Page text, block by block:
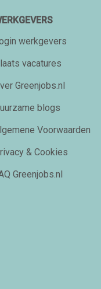
werkgevers
vacatures
Greenjobs.nl
blogs
Voorwaarden
& Cookies
Greenjobs.nl